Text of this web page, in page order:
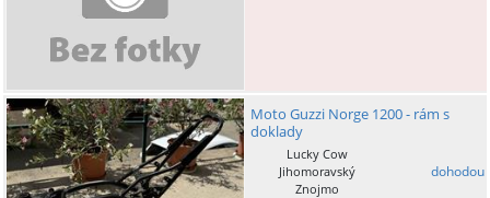
Moto Guzzi Norge 1200 - rám s
doklady
Lucky Cow
Jihomoravský
Znojmo
dohodou